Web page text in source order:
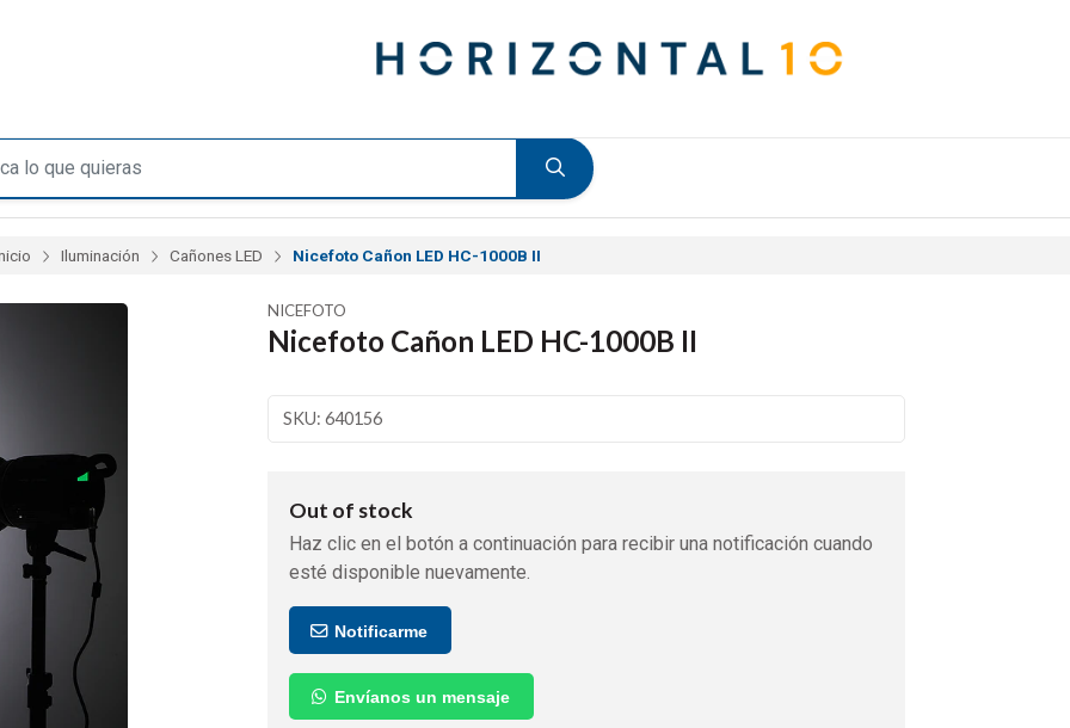
Iluminación Cañones LED Nicefoto Cañon LED HC-1000B II
NICEFOTO
Nicefoto Cañon LED HC-1000B II
SKU: 640156
Out of stock
Haz clic en el botón a continuación para recibir una notificación cuando
esté disponible nuevamente.
Notificarme
Envíanos un mensaje